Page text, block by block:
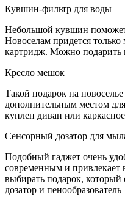
Кувшин-фильтр для воды
Небольшой кувшин
Новоселам придется
картридж. Можно подарить
Кресло мешок
Такой подарок на
дополнительным местом
куплен диван или
Сенсорный дозатор для
Подобный гаджет очень
современным и привлекает
выбирать подарок, который
дозатор и пенообразователь